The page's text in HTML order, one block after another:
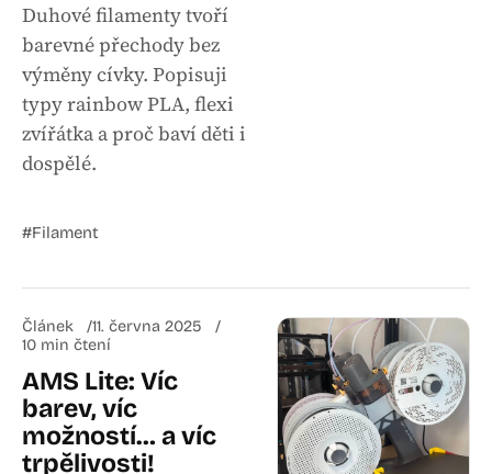
Duhové filamenty tvoří
barevné přechody bez
výměny cívky. Popisuji
typy rainbow PLA, flexi
zvířátka a proč baví děti i
dospělé.
#Filament
Článek
11. června 2025
10 min čtení
AMS Lite: Víc
barev, víc
možností… a víc
trpělivosti!